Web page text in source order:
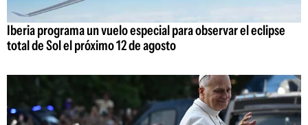
Iberia programa un vuelo especial para observar el eclipse
total de Sol el próximo 12 de agosto